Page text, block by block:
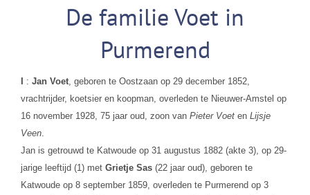
De familie Voet in
Purmerend
: Jan Voet, geboren te Oostzaan op 29 december 1852,
vrachtrijder, koetsier en koopman, overleden te Nieuwer-Amstel op
16 november 1928, 75 jaar oud, zoon van Pieter Voeten Lijsje
Veen.
Jan is getrouwd te Katwoude op 31 augustus 1882 (akte 3), op 29-
jarige leeftijd (1) met Grietje Sas(22 jaar oud), geboren te
Katwoude op 8 september 1859, overleden te Purmerend op 3